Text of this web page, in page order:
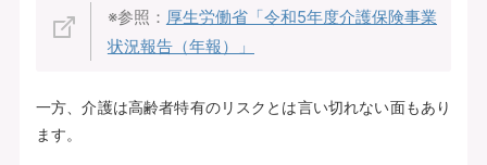
※参照： 厚生労働省「令和5年度介護保険事業
状況報告（年報）」
一方、介護は高齢者特有のリスクとは言い切れない面もあり
ます。